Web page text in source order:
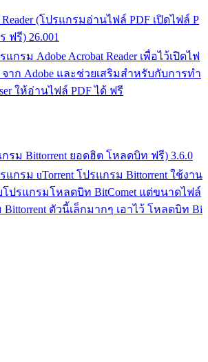
Reader (โปรแกรมอ่านไฟล์ PDF เปิดไฟล์ P
ฟรี) 26.001
กรม Adobe Acrobat Reader เพื่อไว้เปิดไฟ
จาก Adobe และช่วยเสริมสำหรับกับการทำ
ให้อ่านไฟล์ PDF ได้ ฟรี
กรม Bittorrent ยอดฮิต โหลดบิท ฟรี) 3.6.0
กรม uTorrent โปรแกรม Bittorrent ใช้งาน
โปรแกรมโหลดบิท BitComet แต่ขนาดไฟล์
ตัวนี้เล็กมากๆ เอาไว้ โหลดบิท Bi